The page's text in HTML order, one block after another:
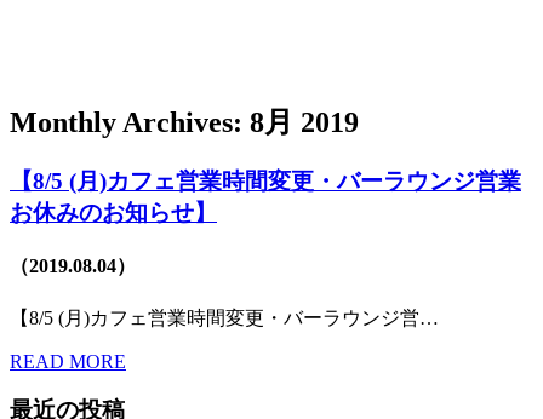
Monthly Archives: 8月 2019
【8/5 (月)カフェ営業時間変更・バーラウンジ営業
お休みのお知らせ】
（2019.08.04）
【8/5 (月)カフェ営業時間変更・バーラウンジ営…
READ MORE
最近の投稿